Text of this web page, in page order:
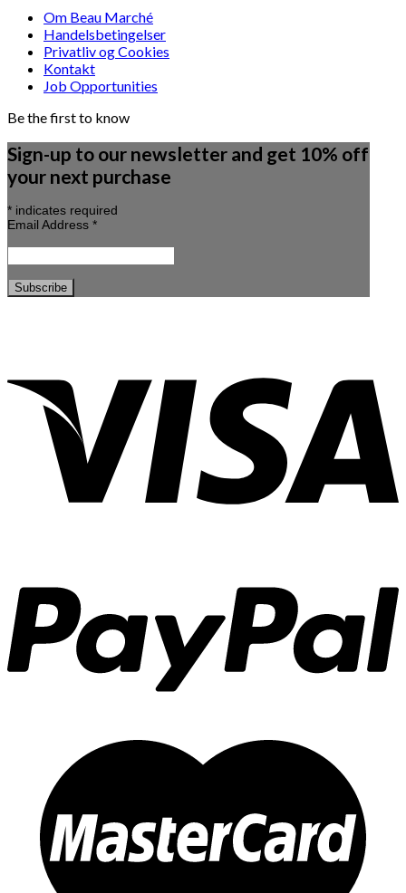
Om Beau Marché
Handelsbetingelser
Privatliv og Cookies
Kontakt
Job Opportunities
Be the first to know
Sign-up to our newsletter and get 10% off
your next purchase
* indicates required
Email Address *